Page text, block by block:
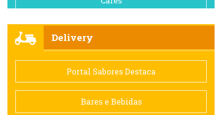
Comida saudável
Contemporânea
Delivery
Portal Sabores Destaca
Bares e Bebidas